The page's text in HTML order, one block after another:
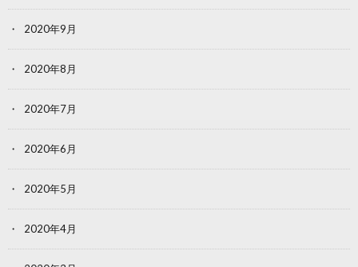
2020年9月
2020年8月
2020年7月
2020年6月
2020年5月
2020年4月